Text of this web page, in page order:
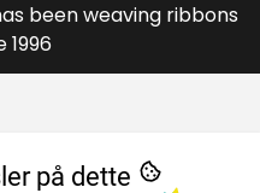
been weaving ribbons
1996
på dette